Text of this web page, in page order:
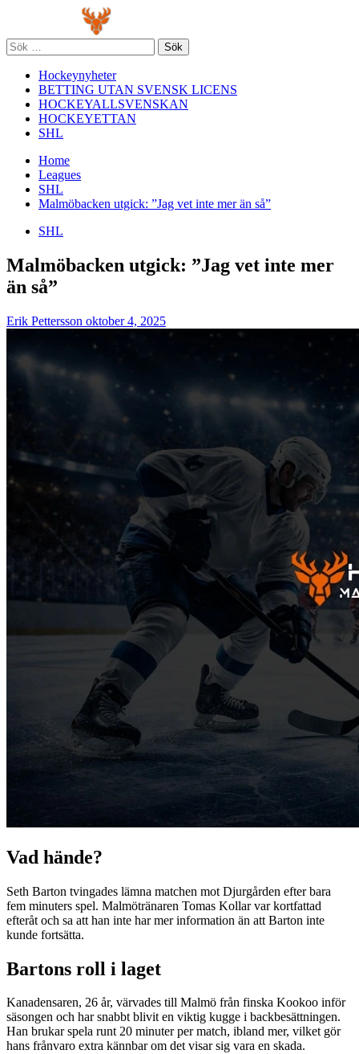
content
Sök
efter:
Hockeynyheter
BETTING UTAN SVENSK LICENS
HOCKEYALLSVENSKAN
HOCKEYETTAN
SHL
Home
Leagues
SHL
Malmöbacken utgick: ”Jag vet inte mer än så”
SHL
Malmöbacken utgick: ”Jag vet inte mer
än så”
Erik Pettersson oktober 4, 2025
Vad hände?
Seth Barton tvingades lämna matchen mot Djurgården efter bara
fem minuters spel. Malmötränaren Tomas Kollar var kortfattad
efteråt och sa att han inte har mer information än att Barton inte
kunde fortsätta.
Bartons roll i laget
Kanadensaren, 26 år, värvades till Malmö från finska Kookoo inför
säsongen och har snabbt blivit en viktig kugge i backbesättningen.
Han brukar spela runt 20 minuter per match, ibland mer, vilket gör
hans frånvaro extra kännbar om det visar sig vara en skada.